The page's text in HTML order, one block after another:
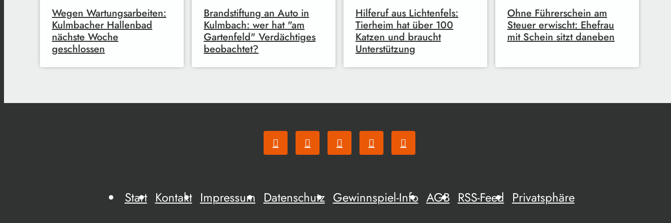
Wegen Wartungsarbeiten:
Kulmbacher Hallenbad
nächste Woche
geschlossen
Brandstiftung an Auto in
Kulmbach: wer hat "am
Gartenfeld" Verdächtiges
beobachtet?
Hilferuf aus Lichtenfels:
Tierheim hat über 100
Katzen und braucht
Unterstützung
Ohne Führerschein am
Steuer erwischt: Ehefrau
mit Schein sitzt daneben
Start Kontakt Impressum Datenschutz Gewinnspiel-Info AGB RSS-Feed Privatsphäre